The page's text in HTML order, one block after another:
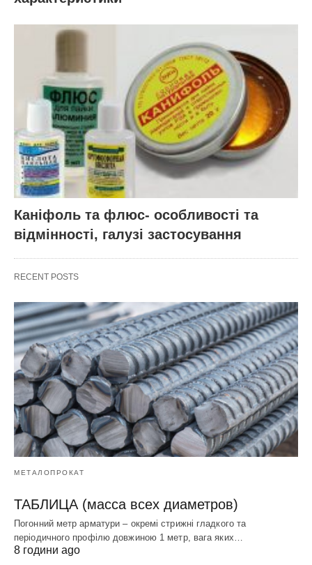
Каніфоль та флюс- особливості та
відмінності, галузі застосування
RECENT POSTS
МЕТАЛОПРОКАТ
ТАБЛИЦА (масса всех диаметров)
Погонний метр арматури – окремі стрижні гладкого та
періодичного профілю довжиною 1 метр, вага яких…
8 години ago